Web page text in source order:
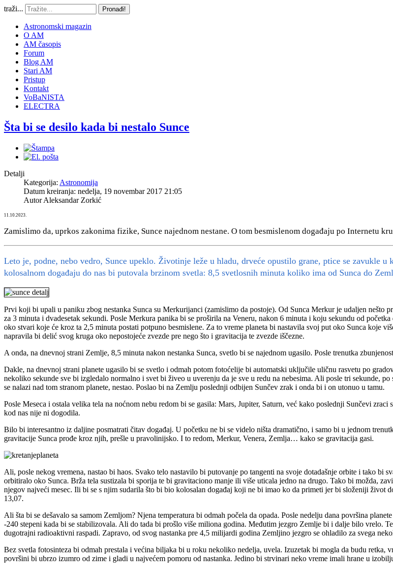
traži... Pronađi!
Astronomski magazin
O AM
AM časopis
Forum
Blog AM
Stari AM
Pristup
Kontakt
VoBaNISTA
ELECTRA
Šta bi se desilo kada bi nestalo Sunce
Detalji
Kategorija: Astronomija
Datum kreiranja: nedelja, 19 novembar 2017 21:05
AutorAleksandar Zorkić
11.10.2023.
Zamislimo da, uprkos zakonima fizike, Sunce najednom nestane. O tom besmislenom događaju po Internetu
Leto je, podne, nebo vedro, Sunce upeklo. Životinje leže u hladu, drveće opustilo grane, ptice se zavukle
kolosalnom događaju do nas bi putovala brzinom svetla: 8,5 svetlosnih minuta koliko ima od Sunca do
Prvi koji bi upali u paniku zbog nestanka Sunca su Merkurijanci (zamislimo da postoje). Od Sunca Merkur je udaljen nešto
za 3 minuta i dvadesetak sekundi. Posle Merkura panika bi se proširila na Veneru, nakon 6 minuta i koju sekundu od
oko stvari koje će kroz ta 2,5 minuta postati potpuno besmislene. Za to vreme planeta bi nastavila svoj put oko Sunca koje
napravila bi delić svog kruga oko nepostojeće zvezde pre nego što i gravitacija te zvezde iščezne.
A onda, na dnevnoj strani Zemlje, 8,5 minuta nakon nestanka Sunca, svetlo bi se najednom ugasilo. Posle trenutka
Dakle, na dnevnoj strani planete ugasilo bi se svetlo i odmah potom fotoćelije bi automatski uključile uličnu rasvetu po
nekoliko sekunde sve bi izgledalo normalno i svet bi živeo u uverenju da je sve u redu na nebesima. Ali posle tri sekunde,
se nalazi nad tom stranom planete, nestao. Poslao bi na Zemlju poslednji odbijen Sunčev zrak i onda bi i on utonuo u tamu.
Posle Meseca i ostala velika tela na noćnom nebu redom bi se gasila: Mars, Jupiter, Saturn, već kako poslednji Sunčevi
kod nas nije ni dogodila.
Bilo bi interesantno iz daljine posmatrati čitav događaj. U početku ne bi se videlo ništa dramatično, i samo bi u jednom
gravitacije Sunca prođe kroz njih, prešle u pravolinijsko. I to redom, Merkur, Venera, Zemlja… kako se gravitacija gasi.
Ali, posle nekog vremena, nastao bi haos. Svako telo nastavilo bi putovanje po tangenti na svoje dotadašnje orbite i tako
orbitiralo oko Sunca. Brža tela sustizala bi sporija te bi gravitaciono manje ili više uticala jedno na drugo. Tako bi možda,
njegov najveći mesec. Ili bi se s njim sudarila što bi bio kolosalan događaj koji ne bi imao ko da primeti jer bi složeniji život
13,07.
Ali šta bi se dešavalo sa samom Zemljom? Njena temperatura bi odmah počela da opada. Posle nedelju dana površina
-240 stepeni kada bi se stabilizovala. Ali do tada bi prošlo više miliona godina. Međutim jezgro Zemlje bi i dalje bilo vrelo.
dugotrajni radioaktivni raspadi. Zapravo, od svog nastanka pre 4,5 milijardi godina Zemljino jezgro se ohladilo za svega
Bez svetla fotosinteza bi odmah prestala i većina biljaka bi u roku nekoliko nedelja, uvela. Izuzetak bi mogla da budu
površini bi ubrzo izumro od zime i gladi u najvećem pomoru od nastanka. Jedino bi strvinari neko vreme imali hrane u